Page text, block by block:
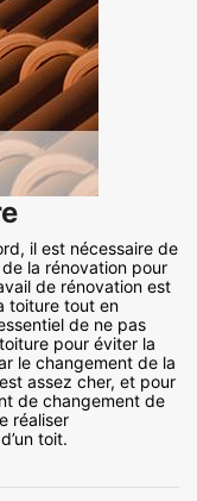
il est nécessaire de
la rénovation pour
de rénovation est
toiture tout en
de ne pas
pour éviter la
le changement de la
assez cher, et pour
de changement de
réaliser
toit.